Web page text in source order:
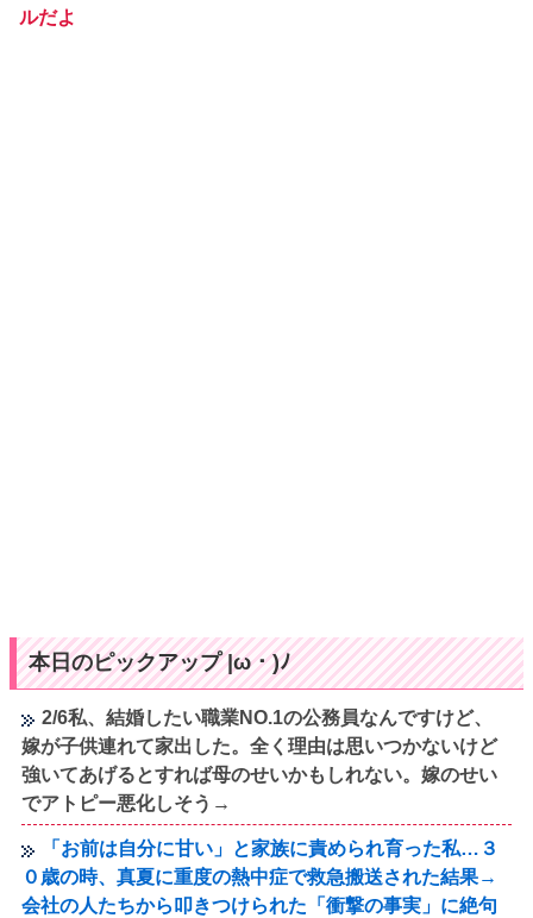
ルだよ
本日のピックアップ |ω・)ﾉ
2/6私、結婚したい職業NO.1の公務員なんですけど、
嫁が子供連れて家出した。全く理由は思いつかないけど
強いてあげるとすれば母のせいかもしれない。嫁のせい
でアトピー悪化しそう→
「お前は自分に甘い」と家族に責められ育った私…３
０歳の時、真夏に重度の熱中症で救急搬送された結果→
会社の人たちから叩きつけられた「衝撃の事実」に絶句